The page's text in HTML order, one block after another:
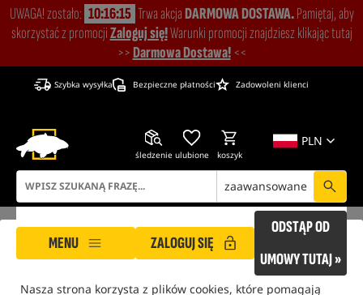
ROCKWORLD dba o Twoją prywatność!
Nasza strona korzysta z plików cookies, które pomagają
UWAGA! zostało: 10:16:14 Trwa akcjaDARMOWA DOSTAWA.Pamiętaj, aby
skorzystać z promocjiZaloguj się!Warunki promocji znajdziesz klikając tutaj
>>Darmowa Dostawa! <<
Szybka wysyłka Bezpieczne płatności Zadowoleni klienci
PLN
śledzenie ulubione koszyk
zaawansowane
MENU ZALOGUJ SIĘ
ODSTĄP OD
UMOWY TUTAJ »